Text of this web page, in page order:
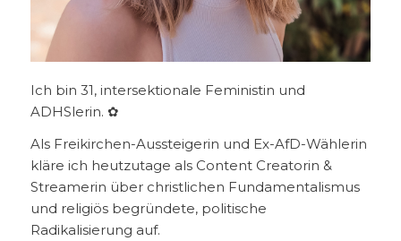
Ich bin 31, intersektionale Feministin und
ADHSlerin. ✿
Als Freikirchen-Aussteigerin und Ex-AfD-Wählerin
kläre ich heutzutage als Content Creatorin &
Streamerin über christlichen Fundamentalismus
und religiös begründete, politische
Radikalisierung auf.